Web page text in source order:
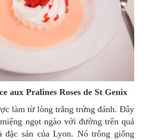
aux Pralines Roses de St Genix
ngọt ngào với đường trên quả
đặc sản của Lyon. Nó trông giống